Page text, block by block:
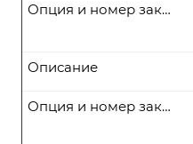
Опция и номер заказа
Описание
Опция и номер заказа